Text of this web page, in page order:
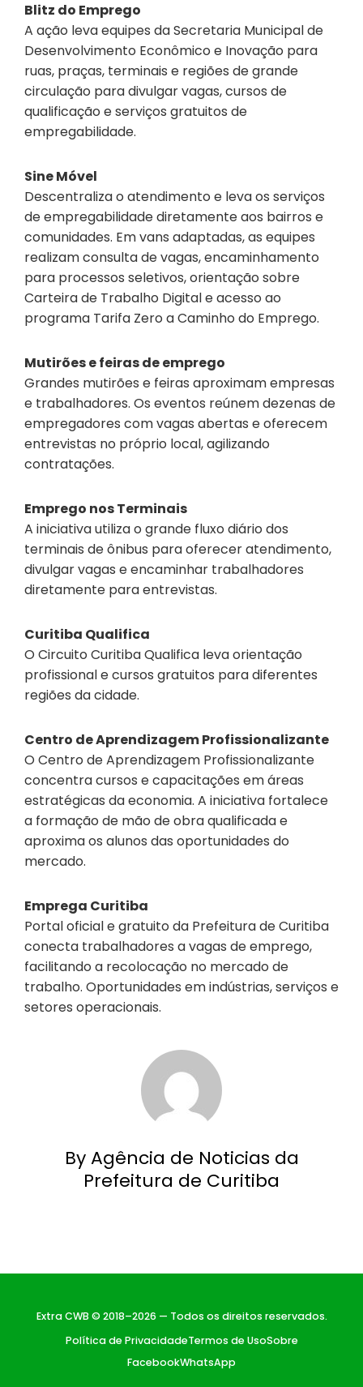
Blitz do Emprego
A ação leva equipes da Secretaria Municipal de
Desenvolvimento Econômico e Inovação para
ruas, praças, terminais e regiões de grande
circulação para divulgar vagas, cursos de
qualificação e serviços gratuitos de
empregabilidade.
Sine Móvel
Descentraliza o atendimento e leva os serviços
de empregabilidade diretamente aos bairros e
comunidades. Em vans adaptadas, as equipes
realizam consulta de vagas, encaminhamento
para processos seletivos, orientação sobre
Carteira de Trabalho Digital e acesso ao
programa Tarifa Zero a Caminho do Emprego.
Mutirões e feiras de emprego
Grandes mutirões e feiras aproximam empresas
e trabalhadores. Os eventos reúnem dezenas de
empregadores com vagas abertas e oferecem
entrevistas no próprio local, agilizando
contratações.
Emprego nos Terminais
A iniciativa utiliza o grande fluxo diário dos
terminais de ônibus para oferecer atendimento,
divulgar vagas e encaminhar trabalhadores
diretamente para entrevistas.
Curitiba Qualifica
O Circuito Curitiba Qualifica leva orientação
profissional e cursos gratuitos para diferentes
regiões da cidade.
Centro de Aprendizagem Profissionalizante
O Centro de Aprendizagem Profissionalizante
concentra cursos e capacitações em áreas
estratégicas da economia. A iniciativa fortalece
a formação de mão de obra qualificada e
aproxima os alunos das oportunidades do
mercado.
Emprega Curitiba
Portal oficial e gratuito da Prefeitura de Curitiba
conecta trabalhadores a vagas de emprego,
facilitando a recolocação no mercado de
trabalho. Oportunidades em indústrias, serviços e
setores operacionais.
By Agência de Noticias da
Prefeitura de Curitiba
Extra CWB © 2018–2026 — Todos os direitos reservados.
Política de PrivacidadeTermos de UsoSobre
FacebookWhatsApp